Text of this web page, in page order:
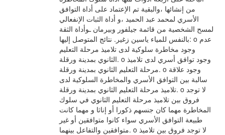
من إنشائها ،والبقية تم الإعتماد على أداة التوافق
الأسري لمحمد عبد الحميد ،و أداة الثبات الإنفعالي
لمسح الشخصية من قائمة جيلفور وبيرمان ـوأداة الثقة
بالنفس للمياء ياسين زغير. نتائج المتوصل إليها: o عدم
وجود مخاطرة سلوكية لدى تلاميذ مرحلة التعليم
الثانوي بمدينة ورقلة. o وجود توافق أسري لدى تلاميذ
مرحلة التعليم الثانوي بمدينة ورقلة. o وجود علاقة
سالبة بين التوافق الأسري والمخاطرة السلوكية لدى
تلاميذ مرحلة التعليم الثانوي بمدينة ورقلة. o لا توجد
فروق بين تلاميذ مرحلة التعليم الثانوي في سلوك
المخاطرة مهما كان جنسهم ذكورا أو إناثا و مهما كانت
طبيعة التوافق الأسري سواء كانوا متوافقين أو غير
متوافقين والتفاعل بينهما. o لا توجد فروق بين تلاميذ